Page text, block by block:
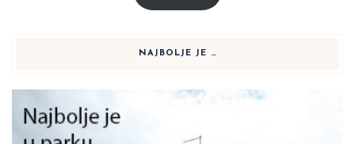
NAJBOLJE JE …